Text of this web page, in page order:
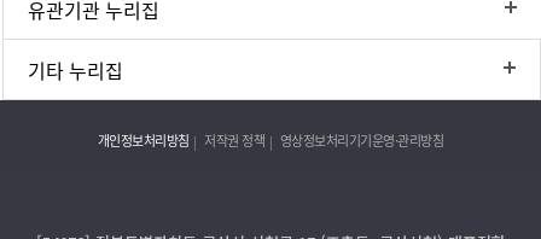
유관기관 누리집
기타 누리집
개인정보처리방침 저작권 정책 영상정보처리기기운영·관리방침